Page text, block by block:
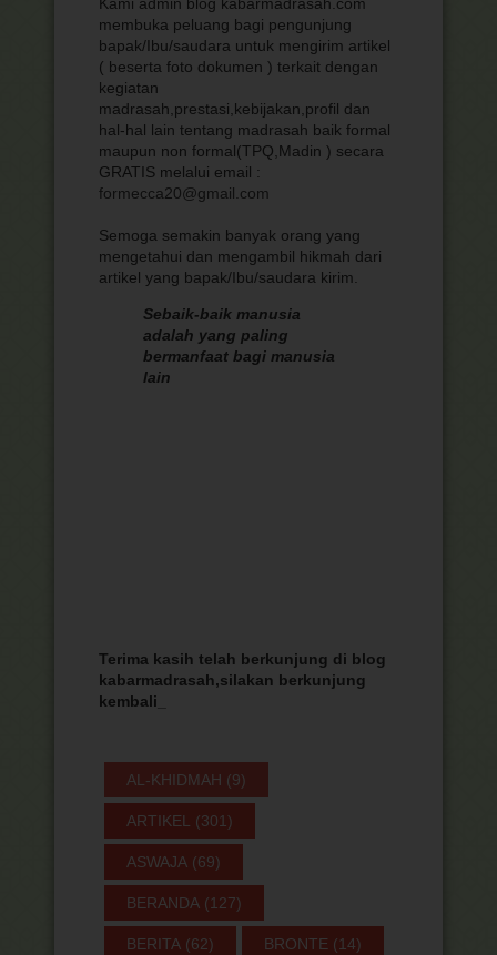
Kami admin blog kabarmadrasah.com
membuka peluang bagi pengunjung
bapak/Ibu/saudara untuk mengirim artikel
( beserta foto dokumen ) terkait dengan
kegiatan
madrasah,prestasi,kebijakan,profil dan
hal-hal lain tentang madrasah baik formal
maupun non formal(TPQ,Madin ) secara
GRATIS melalui email :
formecca20@gmail.com
Semoga semakin banyak orang yang
mengetahui dan mengambil hikmah dari
artikel yang bapak/Ibu/saudara kirim.
Sebaik-baik manusia
adalah yang paling
bermanfaat bagi manusia
lain
Terima kasih telah berkunjung di blog
kabarmadrasah,silakan berkunjung
kembali
AL-KHIDMAH (9)
ARTIKEL (301)
ASWAJA (69)
BERANDA (127)
BERITA (62) BRONTE (14)